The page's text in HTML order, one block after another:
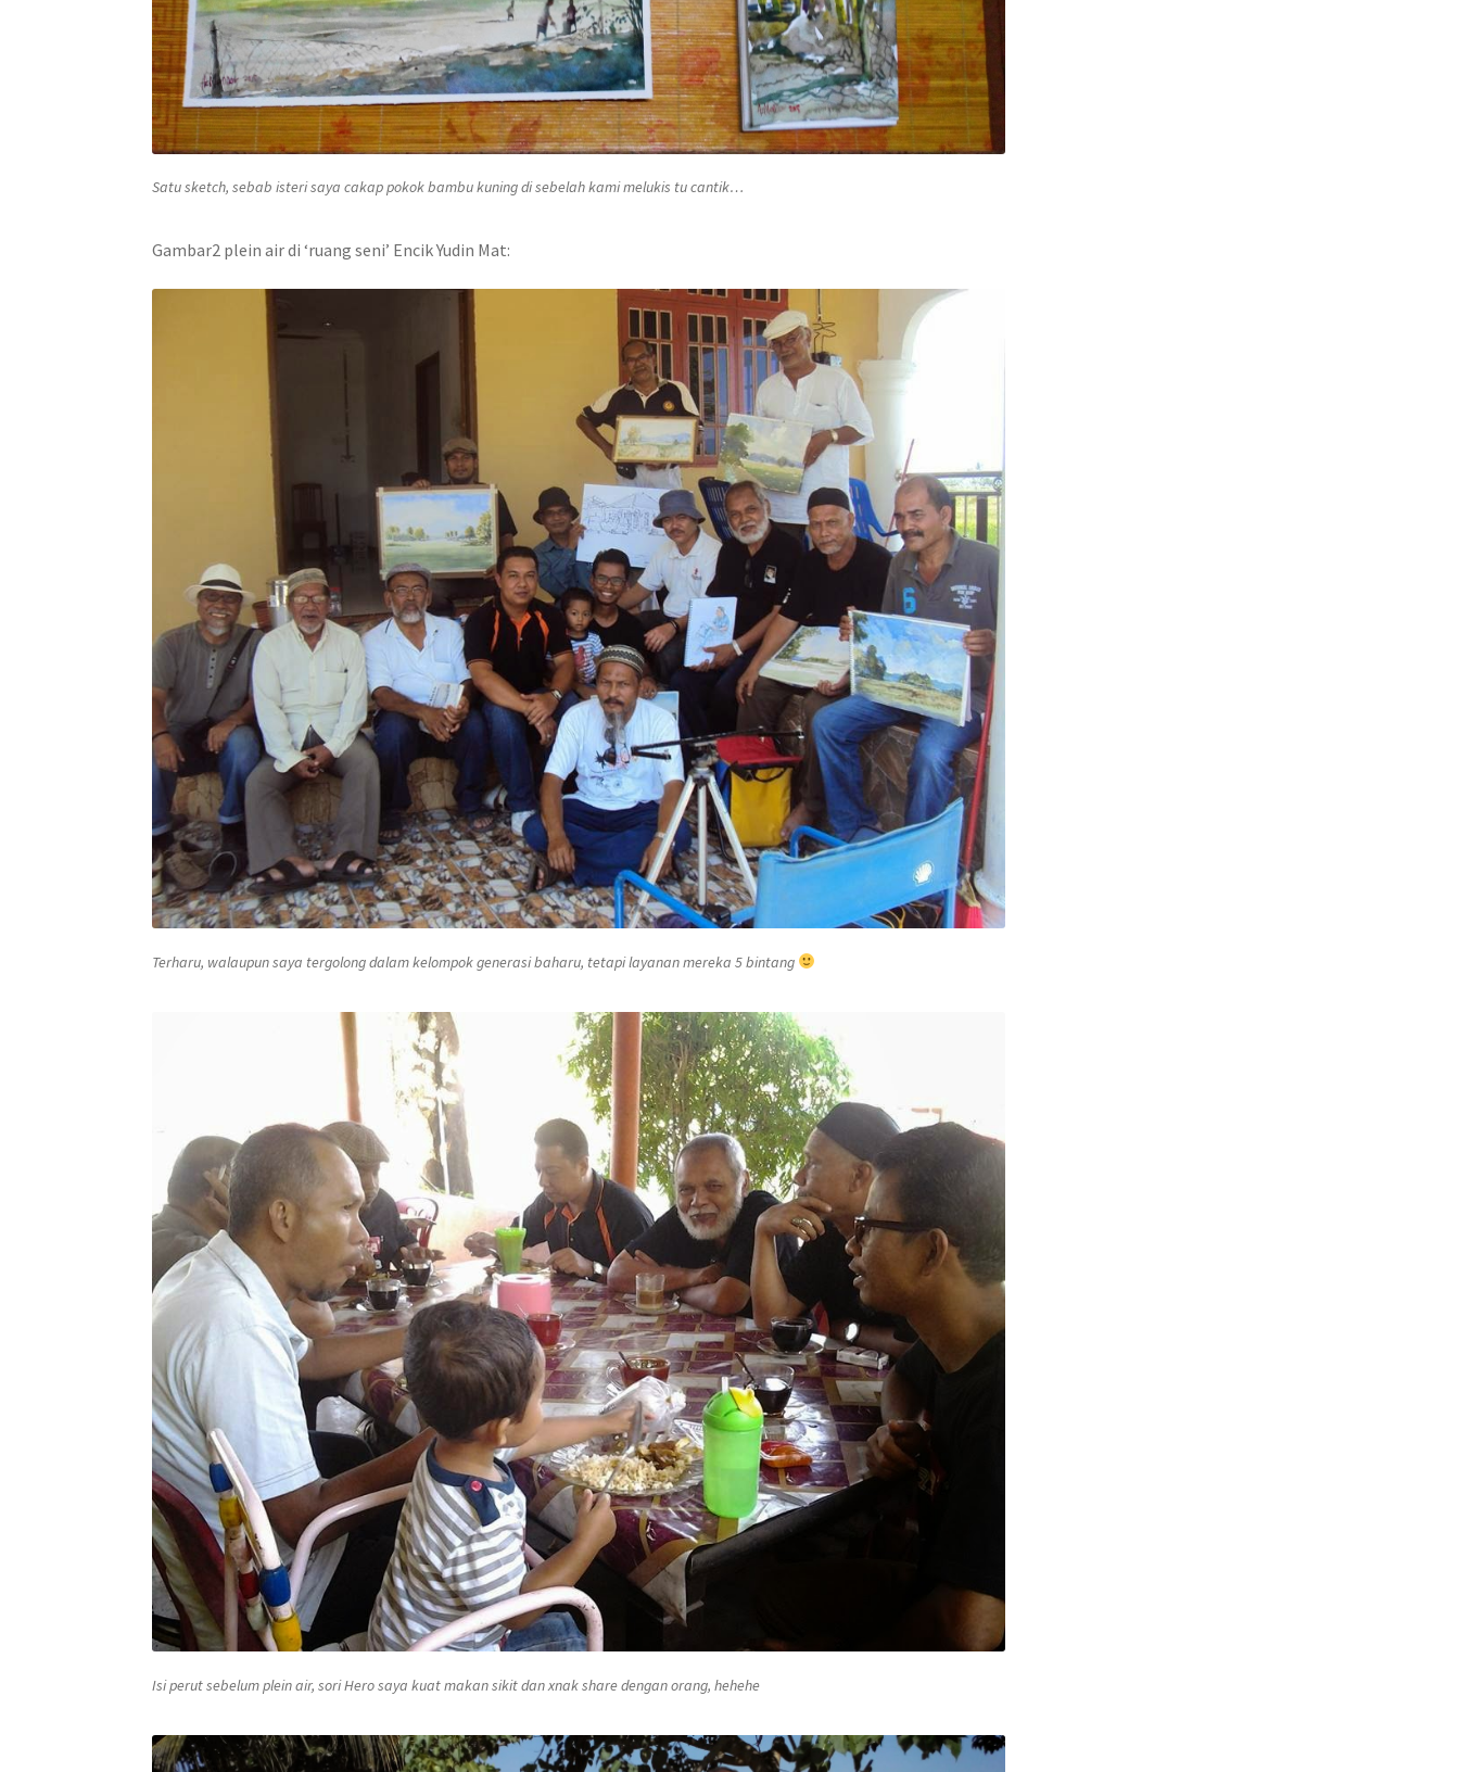
Satusketch, sebab isteri saya cakap pokok bambu kuning di sebelah kami melukis tu cantik…
Gambar2 plein air di ‘ruang seni’ Encik Yudin Mat:
Terharu, walaupun saya tergolong dalam kelompok generasi baharu, tetapi layanan mereka 5 bintang
Isi perut sebelumplein air, sori Hero saya kuat makan sikit dan xnaksharedengan orang, hehehe